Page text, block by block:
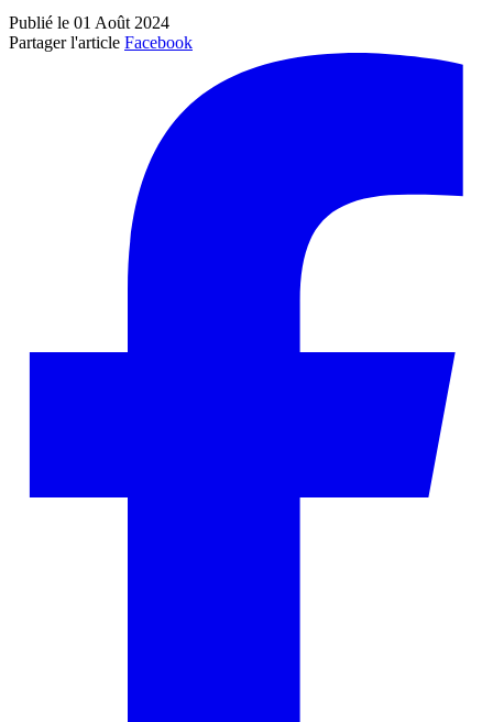
Publié le 01 Août 2024
Partager l'article Facebook